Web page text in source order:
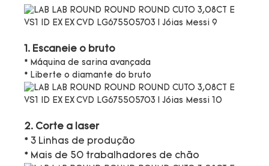
1. Escaneie o bruto
* Máquina de sarina avançada
* Liberte o diamante do bruto
2. Corte a laser
* 3 Linhas de produção
* Mais de 50 trabalhadores de chão